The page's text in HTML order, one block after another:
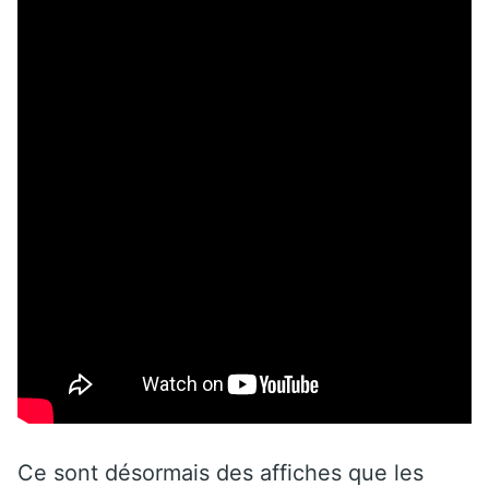
Ce sont désormais des affiches que les